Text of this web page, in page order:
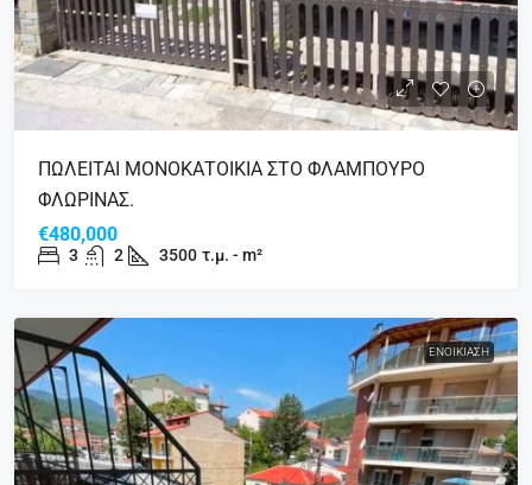
ΠΩΛΕΙΤΑΙ ΜΟΝΟΚΑΤΟΙΚΙΑ ΣΤΟ ΦΛΑΜΠΟΥΡΟ
ΦΛΩΡΙΝΑΣ.
€480,000
3 2 3500 τ.μ. - m²
ΕΝΟΙΚΊΑΣΗ